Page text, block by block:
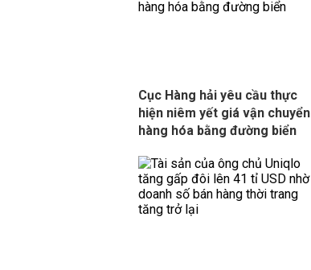
Cục Hàng hải yêu cầu thực
hiện niêm yết giá vận chuyển
hàng hóa bằng đường biển